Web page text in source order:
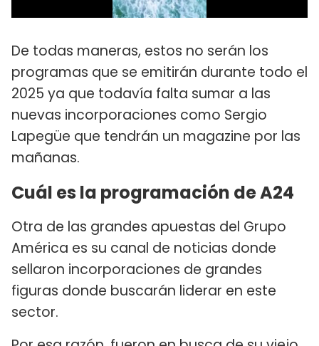
De todas maneras, estos no serán los
programas que se emitirán durante todo el
2025 ya que todavía falta sumar a las
nuevas incorporaciones como Sergio
Lapegüe que tendrán un magazine por las
mañanas.
Cuál es la programación de A24
Otra de las grandes apuestas del Grupo
América es su canal de noticias donde
sellaron incorporaciones de grandes
figuras donde buscarán liderar en este
sector.